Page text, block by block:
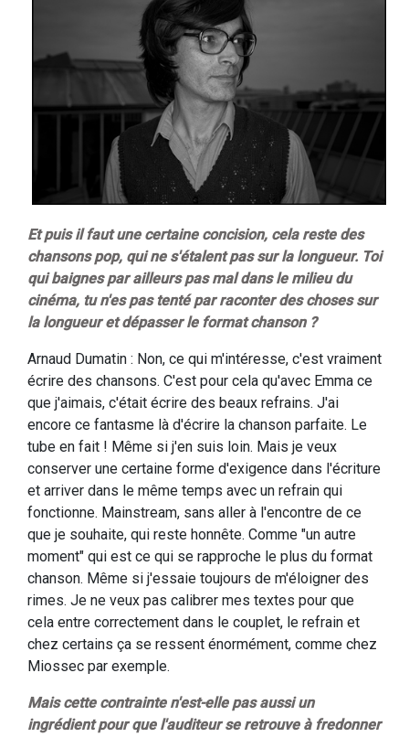
Et puis il faut une certaine concision, cela reste des
chansons pop, qui ne s'étalent pas sur la longueur. Toi
qui baignes par ailleurs pas mal dans le milieu du
cinéma, tu n'es pas tenté par raconter des choses sur
la longueur et dépasser le format chanson ?
Arnaud Dumatin : Non, ce qui m'intéresse, c'est vraiment
écrire des chansons. C'est pour cela qu'avec Emma ce
que j'aimais, c'était écrire des beaux refrains. J'ai
encore ce fantasme là d'écrire la chanson parfaite. Le
tube en fait ! Même si j'en suis loin. Mais je veux
conserver une certaine forme d'exigence dans l'écriture
et arriver dans le même temps avec un refrain qui
fonctionne. Mainstream, sans aller à l'encontre de ce
que je souhaite, qui reste honnête. Comme "un autre
moment" qui est ce qui se rapproche le plus du format
chanson. Même si j'essaie toujours de m'éloigner des
rimes. Je ne veux pas calibrer mes textes pour que
cela entre correctement dans le couplet, le refrain et
chez certains ça se ressent énormément, comme chez
Miossec par exemple.
Mais cette contrainte n'est-elle pas aussi un
ingrédient pour que l'auditeur se retrouve à fredonner